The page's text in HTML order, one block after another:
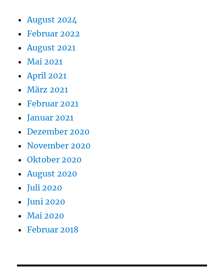
August 2024
Februar 2022
August 2021
Mai 2021
April 2021
März 2021
Februar 2021
Januar 2021
Dezember 2020
November 2020
Oktober 2020
August 2020
Juli 2020
Juni 2020
Mai 2020
Februar 2018